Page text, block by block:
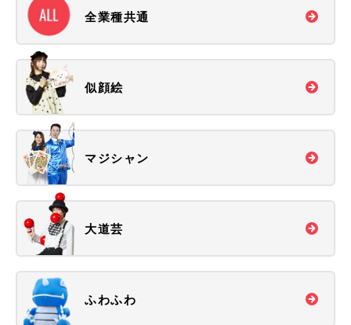
全業種共通
似顔絵
マジシャン
大道芸
ふわふわ